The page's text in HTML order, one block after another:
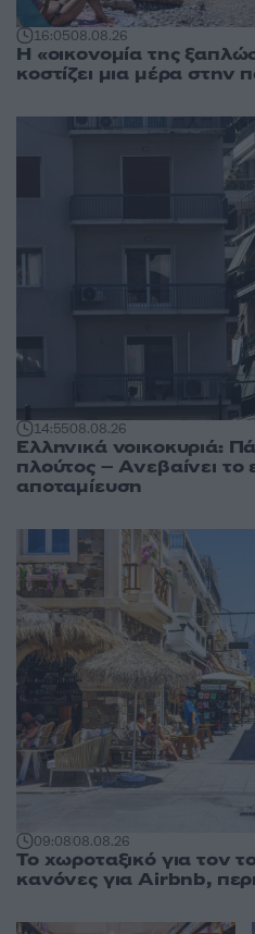
16:0508.08.26
Η «οικονομία της
κοστίζει μια μέρα στην
14:5508.08.26
Ελληνικά νοικοκυριά:
πλούτος – Ανεβαίνει το
αποταμίευση
09:0808.08.26
Το χωροταξικό για τον
κανόνες για Airbnb,